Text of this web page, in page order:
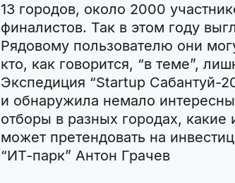
13 городов, около 2000
финалистов. Так в этом году
Рядовому пользователю они
кто, как говорится, “в теме”,
Экспедиция “Startup Сабантуй-
и обнаружила немало
отборы в разных городах, какие
может претендовать на
“ИТ-парк” Антон Грачев